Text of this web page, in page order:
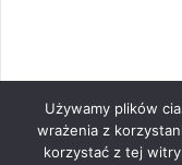
Używamy plików
wrażenia z
korzystać z tej